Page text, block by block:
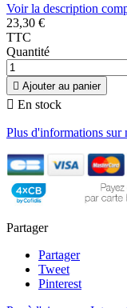
Voir la description
23,30 €
TTC
Quantité
 Ajouter au panier
 En stock
Plus d'informations sur
Partager
Partager
Tweet
Pinterest